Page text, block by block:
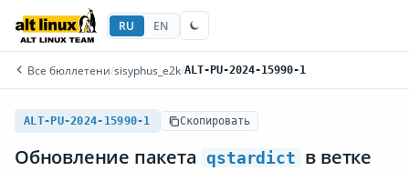
RU EN
Все бюллетени/sisyphus_e2k/ALT-PU-2024-15990-1
ALT-PU-2024-15990-1 Скопировать
Обновление пакета qstardict в ветке